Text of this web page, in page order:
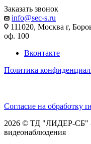
Заказать звонок
info@sec-s.ru
111020, Москва г,
оф. 100
Вконтакте
Политика
Согласие на обработку
2026 © ТД "ЛИДЕР-СБ" -
видеонаблюдения